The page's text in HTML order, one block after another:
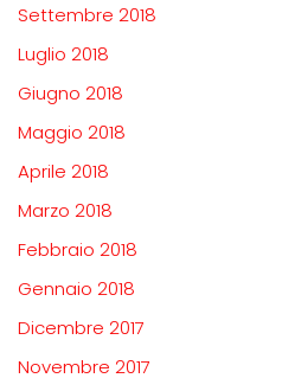
Settembre 2018
Luglio 2018
Giugno 2018
Maggio 2018
Aprile 2018
Marzo 2018
Febbraio 2018
Gennaio 2018
Dicembre 2017
Novembre 2017